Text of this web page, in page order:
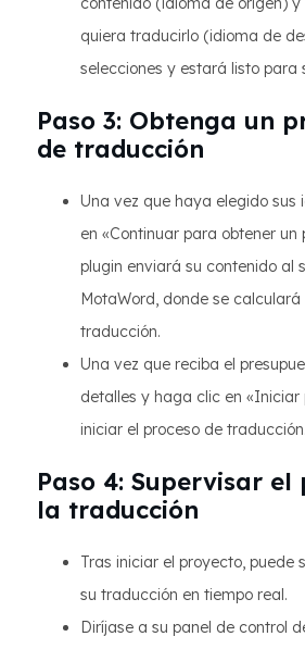
quiera traducirlo (idioma de
selecciones y estará listo para
Paso 3: Obtenga un
de traducción
Una vez que haya elegido sus
en «Continuar para obtener un
plugin enviará su contenido al
MotaWord, donde se
traducción.
Una vez que reciba el
detalles y haga clic en «Iniciar
iniciar el proceso de traducción.
Paso 4: Supervisar el
la traducción
Tras iniciar el proyecto, puede
su traducción en tiempo real.
Diríjase a su panel de control